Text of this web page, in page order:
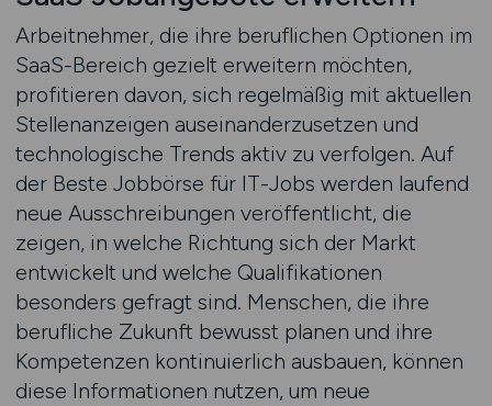
Arbeitnehmer, die ihre beruflichen Optionen im
SaaS-Bereich gezielt erweitern möchten,
profitieren davon, sich regelmäßig mit aktuellen
Stellenanzeigen auseinanderzusetzen und
technologische Trends aktiv zu verfolgen. Auf
der Beste Jobbörse für IT-Jobs werden laufend
neue Ausschreibungen veröffentlicht, die
zeigen, in welche Richtung sich der Markt
entwickelt und welche Qualifikationen
besonders gefragt sind. Menschen, die ihre
berufliche Zukunft bewusst planen und ihre
Kompetenzen kontinuierlich ausbauen, können
diese Informationen nutzen, um neue